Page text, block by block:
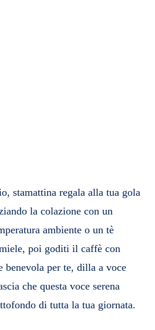
stamattina regala alla tua gola
la colazione con un
ambiente o un tè
poi goditi il caffè con
benevola per te, dilla a voce
che questa voce serena
di tutta la tua giornata.